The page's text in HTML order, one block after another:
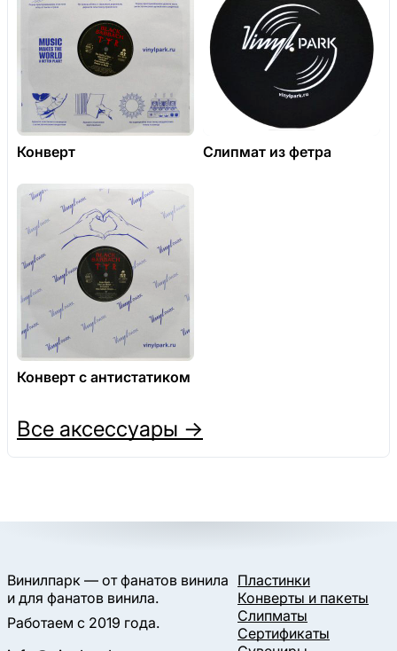
Конверт Слипмат из фетра
Конверт с антистатиком
Все аксессуары →
Винилпарк — от фанатов винила
и для фанатов винила.
Работаем с 2019 года.
Пластинки
Конверты и пакеты
Слипматы
Сертификаты